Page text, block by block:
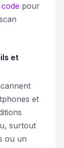
pour
et
et
surtout
ou un